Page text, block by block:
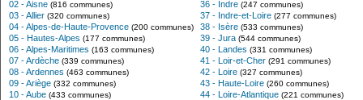
02 - Aisne (816 communes)
03 - Allier (320 communes)
04 - Alpes-de-Haute-Provence (200 communes)
05 - Hautes-Alpes (177 communes)
06 - Alpes-Maritimes (163 communes)
07 - Ardèche (339 communes)
08 - Ardennes (463 communes)
09 - Ariège (332 communes)
10 - Aube (433 communes)
36 - Indre (247 communes)
37 - Indre-et-Loire (277 communes)
38 - Isère (533 communes)
39 - Jura (544 communes)
40 - Landes (331 communes)
41 - Loir-et-Cher (291 communes)
42 - Loire (327 communes)
43 - Haute-Loire (260 communes)
44 - Loire-Atlantique (221 communes)